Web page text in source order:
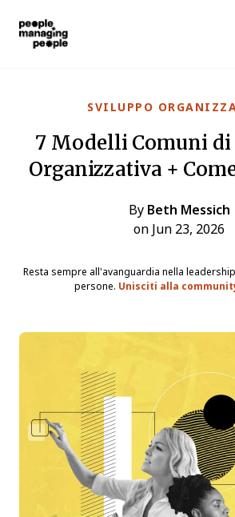
SVILUPPO
7 Modelli Comuni
Organizzativa +
By Beth Messich
on Jun 23, 2026
Resta sempre all'avanguardia nella
persone. Unisciti alla